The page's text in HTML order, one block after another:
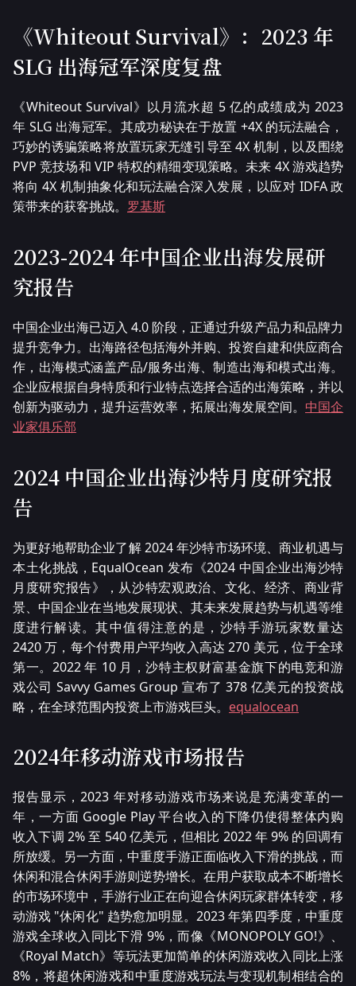
《Whiteout Survival》：2023 年
SLG 出海冠军深度复盘
《Whiteout Survival》以月流水超 5 亿的成绩成为 2023
年 SLG 出海冠军。其成功秘诀在于放置 +4X 的玩法融合，
巧妙的诱骗策略将放置玩家无缝引导至 4X 机制，以及围绕
PVP 竞技场和 VIP 特权的精细变现策略。未来 4X 游戏趋势
将向 4X 机制抽象化和玩法融合深入发展，以应对 IDFA 政
策带来的获客挑战。 罗基斯
2023-2024 年中国企业出海发展研
究报告
中国企业出海已迈入 4.0 阶段，正通过升级产品力和品牌力
提升竞争力。出海路径包括海外并购、投资自建和供应商合
作，出海模式涵盖产品/服务出海、制造出海和模式出海。
企业应根据自身特质和行业特点选择合适的出海策略，并以
创新为驱动力，提升运营效率，拓展出海发展空间。 中国企
业家俱乐部
2024 中国企业出海沙特月度研究报
告
为更好地帮助企业了解 2024 年沙特市场环境、商业机遇与
本土化挑战，EqualOcean 发布《2024 中国企业出海沙特
月度研究报告》，从沙特宏观政治、文化、经济、商业背
景、中国企业在当地发展现状、其未来发展趋势与机遇等维
度进行解读。其中值得注意的是，沙特手游玩家数量达
2420 万，每个付费用户平均收入高达 270 美元，位于全球
第一。2022 年 10 月，沙特主权财富基金旗下的电竞和游
戏公司 Savvy Games Group 宣布了 378 亿美元的投资战
略，在全球范围内投资上市游戏巨头。 equalocean
2024年移动游戏市场报告
报告显示，2023 年对移动游戏市场来说是充满变革的一
年，一方面 Google Play 平台收入的下降仍使得整体内购
收入下调 2% 至 540 亿美元，但相比 2022 年 9% 的回调有
所放缓。另一方面，中重度手游正面临收入下滑的挑战，而
休闲和混合休闲手游则逆势增长。在用户获取成本不断增长
的市场环境中，手游行业正在向迎合休闲玩家群体转变，移
动游戏 "休闲化" 趋势愈加明显。2023 年第四季度，中重度
游戏全球收入同比下滑 9%，而像《MONOPOLY GO!》、
《Royal Match》等玩法更加简单的休闲游戏收入同比上涨
8%，将超休闲游戏和中重度游戏玩法与变现机制相结合的